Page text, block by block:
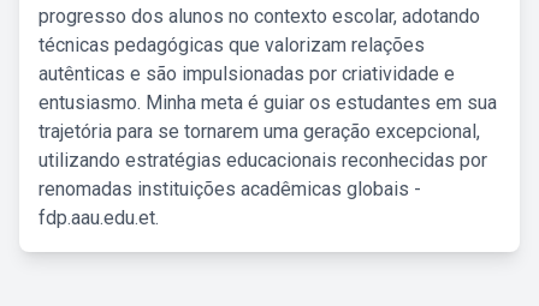
progresso dos alunos no contexto escolar, adotando
técnicas pedagógicas que valorizam relações
autênticas e são impulsionadas por criatividade e
entusiasmo. Minha meta é guiar os estudantes em sua
trajetória para se tornarem uma geração excepcional,
utilizando estratégias educacionais reconhecidas por
renomadas instituições acadêmicas globais -
fdp.aau.edu.et.